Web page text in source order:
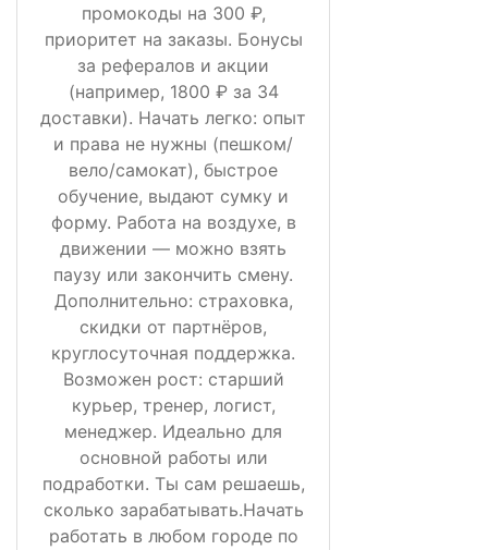
промокоды на 300 ₽,
приоритет на заказы. Бонусы
за рефералов и акции
(например, 1800 ₽ за 34
доставки). Начать легко: опыт
и права не нужны (пешком/
вело/самокат), быстрое
обучение, выдают сумку и
форму. Работа на воздухе, в
движении — можно взять
паузу или закончить смену.
Дополнительно: страховка,
скидки от партнёров,
круглосуточная поддержка.
Возможен рост: старший
курьер, тренер, логист,
менеджер. Идеально для
основной работы или
подработки. Ты сам решаешь,
сколько зарабатывать.Начать
работать в любом городе по